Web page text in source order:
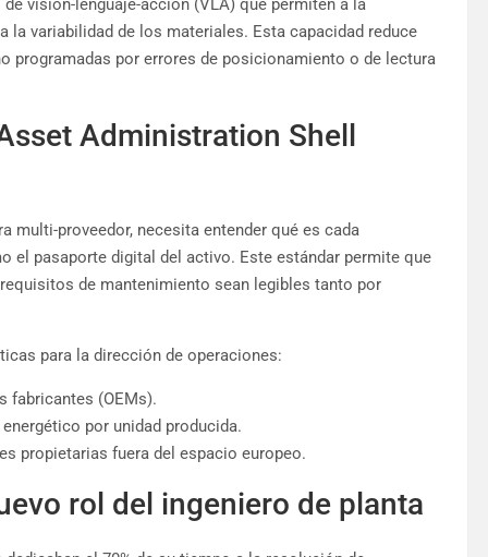
variabilidad de los materiales. Esta capacidad reduce
programadas por errores de posicionamiento o de lectura
Administration Shell
multi-proveedor, necesita entender qué es cada
el pasaporte digital del activo. Este estándar permite que
de mantenimiento sean legibles tanto por
para la dirección de operaciones:
fabricantes (OEMs).
por unidad producida.
propietarias fuera del espacio europeo.
rol del ingeniero de planta